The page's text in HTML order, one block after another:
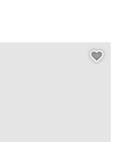
Canyon de la Besorgues,